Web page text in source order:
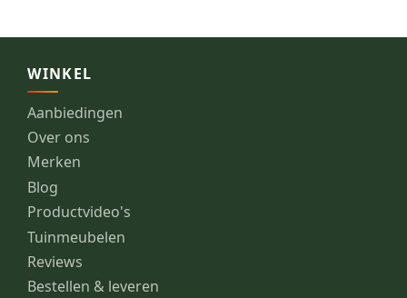
WINKEL
Aanbiedingen
Over ons
Merken
Blog
Productvideo's
Tuinmeubelen
Reviews
Bestellen & leveren